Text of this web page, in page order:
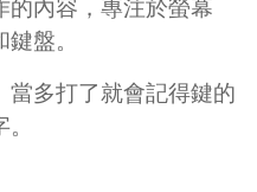
的內容，專注於螢幕
盤。
當多打了就會記得鍵的